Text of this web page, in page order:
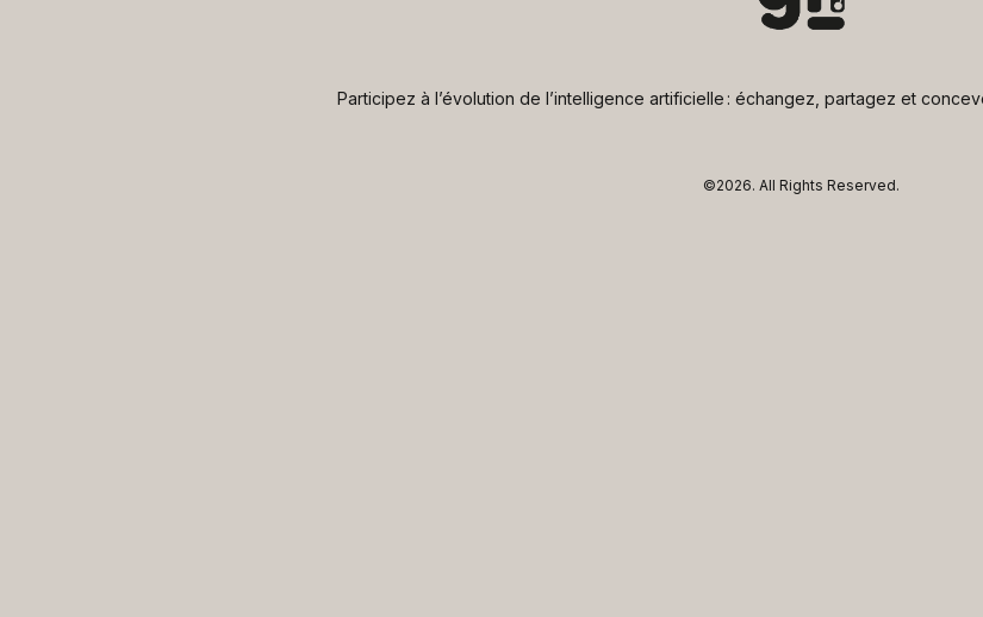
Participez à l’évolution de l’intelligence artificielle : échangez, partagez et
©2026. All Rights Reserved.